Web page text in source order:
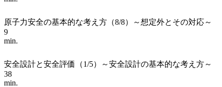
原子力安全の基本的な考え方（8/8）～想定外とその対応～
9
min.
安全設計と安全評価（1/5）～安全設計の基本的な考え方～
38
min.